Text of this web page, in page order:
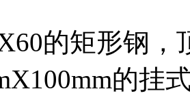
的矩形钢
的挂